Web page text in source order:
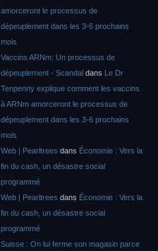
amorceront le processus de
dépeuplement dans les 3-6 prochains
mois
Vaccins ARNm: Un processus de
dépeuplement - Scandal dans Le Dr
Tenpenny explique comment les vaccins
à ARNm amorceront le processus de
dépeuplement dans les 3-6 prochains
mois
Web | Pearltrees dans Économie : Vers la
fin du cash, un désastre social
programmé
Web | Pearltrees dans Économie : Vers la
fin du cash, un désastre social
programmé
Suisse : On lui ferme son magasin parce